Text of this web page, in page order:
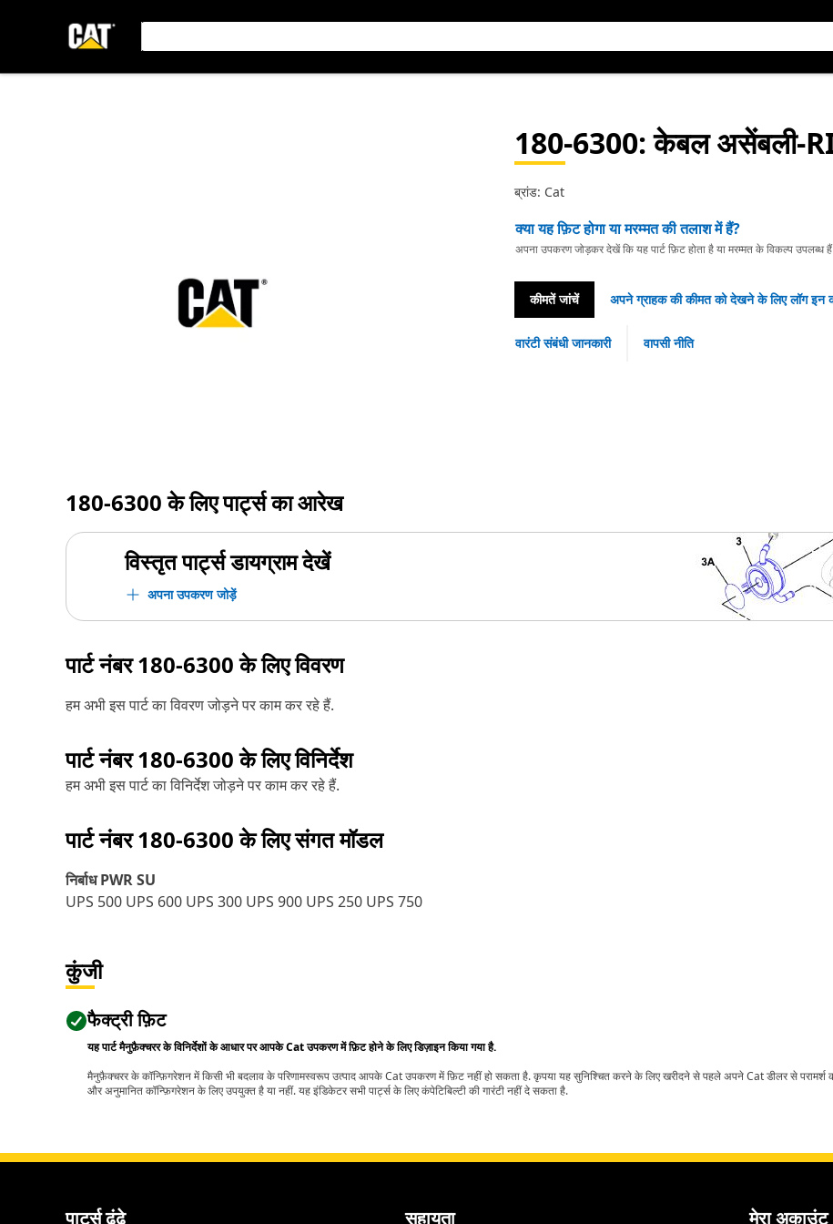
180-6300: केबल असेंबली-
ब्रांड: Cat
क्या यह फ़िट होगा या मरम्मत की तलाश में हैं?
अपना उपकरण जोड़कर देखें कि यह पार्ट फ़िट होता है या मरम्मत के विकल्प उपलब्ध हैं
कीमतें जांचें अपने ग्राहक की कीमत को देखने के लिए लॉग इन
वारंटी संबंधी जानकारी वापसी नीति
180-6300के लिए पार्ट्स का आरेख
विस्तृत पार्ट्स डायग्राम देखें
अपना उपकरण जोड़ें
पार्ट नंबर180-6300के लिए विवरण
हम अभी इस पार्ट का विवरण जोड़ने पर काम कर रहे हैं.
पार्ट नंबर180-6300के लिए विनिर्देश
हम अभी इस पार्ट का विनिर्देश जोड़ने पर काम कर रहे हैं.
पार्ट नंबर180-6300के लिए संगत मॉडल
निर्बाध PWR SU
UPS 500 UPS 600 UPS 300 UPS 900 UPS 250 UPS 750
कुंजी
फैक्ट्री फ़िट
यह पार्ट मैनुफ़ैक्चरर के विनिर्देशों के आधार पर आपके Cat उपकरण में फ़िट होने के लिए डिज़ाइन किया गया है.
मैनुफ़ैक्चरर के कॉन्फ़िगरेशन में किसी भी बदलाव के परिणामस्वरूप उत्पाद आपके Cat उपकरण में फ़िट नहीं हो सकता है. कृपया यह सुनिश्चित करने के लिए खरीदने से पहले अपने Cat डीलर से
और अनुमानित कॉन्फ़िगरेशन के लिए उपयुक्त है या नहीं. यह इंडिकेटर सभी पार्ट्स के लिए कंपेटिबिल्टी की गारंटी नहीं दे सकता है.
पार्ट्स ढूंढे सहायता मेरा अकाउंट